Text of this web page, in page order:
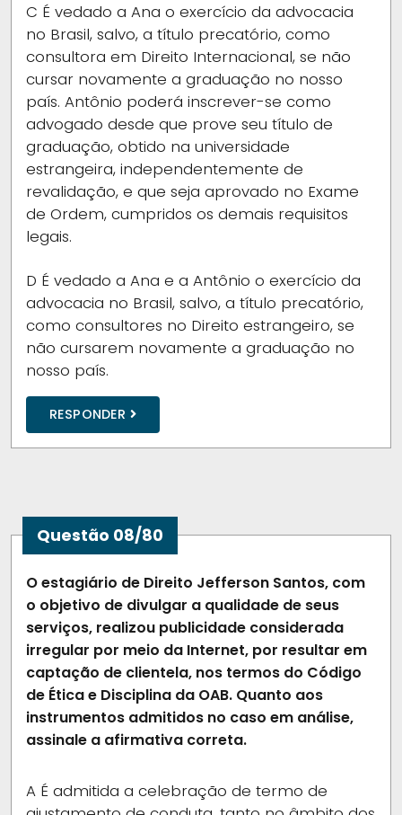
C É vedado a Ana o exercício da advocacia
no Brasil, salvo, a título precatório, como
consultora em Direito Internacional, se não
cursar novamente a graduação no nosso
país. Antônio poderá inscrever-se como
advogado desde que prove seu título de
graduação, obtido na universidade
estrangeira, independentemente de
revalidação, e que seja aprovado no Exame
de Ordem, cumpridos os demais requisitos
legais.
D É vedado a Ana e a Antônio o exercício da
advocacia no Brasil, salvo, a título precatório,
como consultores no Direito estrangeiro, se
não cursarem novamente a graduação no
nosso país.
RESPONDER
Questão 08/80
O estagiário de Direito Jefferson Santos, com
o objetivo de divulgar a qualidade de seus
serviços, realizou publicidade considerada
irregular por meio da Internet, por resultar em
captação de clientela, nos termos do Código
de Ética e Disciplina da OAB. Quanto aos
instrumentos admitidos no caso em análise,
assinale a afirmativa correta.
A É admitida a celebração de termo de